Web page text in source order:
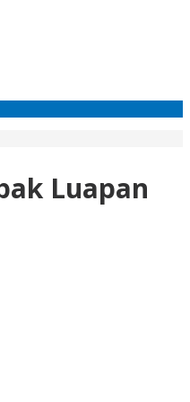
Luapan